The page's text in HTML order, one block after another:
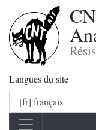
Langues du site